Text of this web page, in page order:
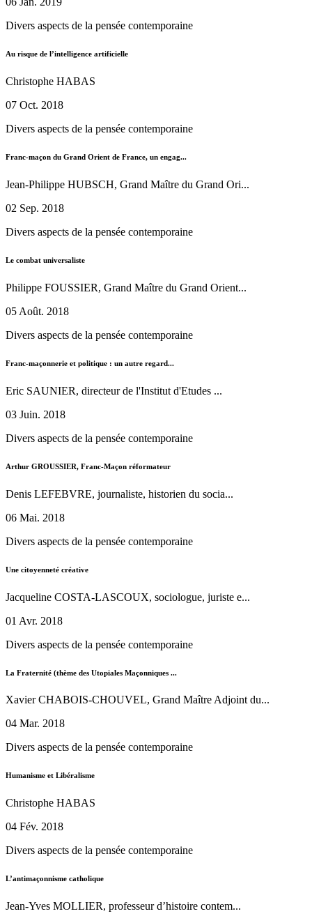
Divers aspects de la pensée contemporaine
Au risque de l’intelligence artificielle
Christophe HABAS
07 Oct. 2018
Divers aspects de la pensée contemporaine
Franc-maçon du Grand Orient de France, un engag...
Jean-Philippe HUBSCH, Grand Maître du Grand Ori...
02 Sep. 2018
Divers aspects de la pensée contemporaine
Le combat universaliste
Philippe FOUSSIER, Grand Maître du Grand Orient...
05 Août. 2018
Divers aspects de la pensée contemporaine
Franc-maçonnerie et politique : un autre regard...
Eric SAUNIER, directeur de l'Institut d'Etudes ...
03 Juin. 2018
Divers aspects de la pensée contemporaine
Arthur GROUSSIER, Franc-Maçon réformateur
Denis LEFEBVRE, journaliste, historien du socia...
06 Mai. 2018
Divers aspects de la pensée contemporaine
Une citoyenneté créative
Jacqueline COSTA-LASCOUX, sociologue, juriste e...
01 Avr. 2018
Divers aspects de la pensée contemporaine
La Fraternité (thème des Utopiales Maçonniques ...
Xavier CHABOIS-CHOUVEL, Grand Maître Adjoint du...
04 Mar. 2018
Divers aspects de la pensée contemporaine
Humanisme et Libéralisme
Christophe HABAS
04 Fév. 2018
Divers aspects de la pensée contemporaine
L’antimaçonnisme catholique
Jean-Yves MOLLIER, professeur d’histoire contem...